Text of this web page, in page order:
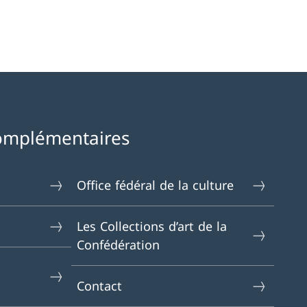
Office fédéral de la culture
Les Collections d’art de la
Confédération
Contact